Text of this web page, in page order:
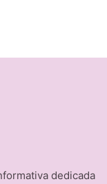
dedicada